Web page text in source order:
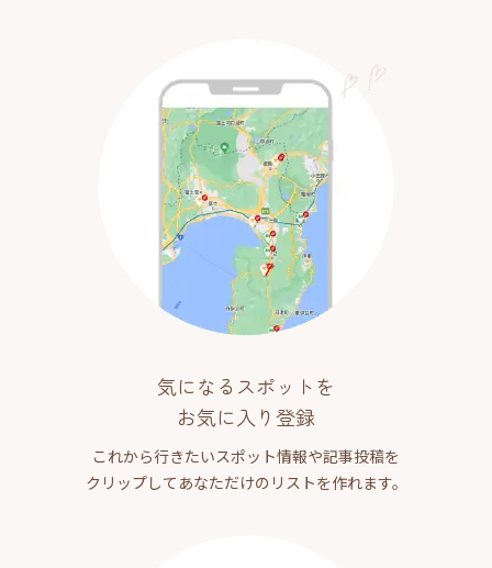
気になるスポットを
お気に入り登録
これから行きたいスポット情報や記事投稿を
クリップしてあなただけのリストを作れます。